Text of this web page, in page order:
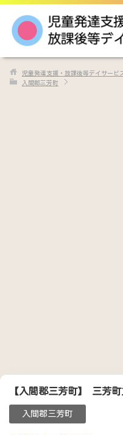
児童発達支援・放課後等デイサービ
入間郡三芳町
【入間郡三芳町】 三芳
入間郡三芳町